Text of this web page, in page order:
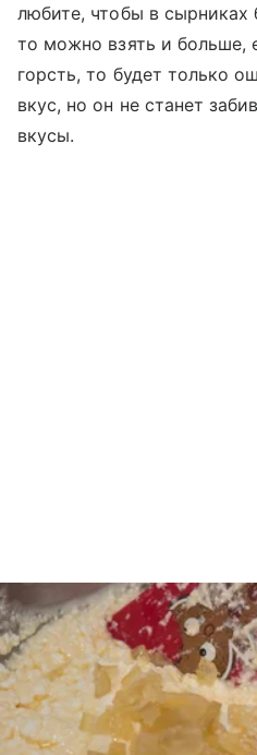
любите, чтобы в сырниках
то можно взять и больше,
горсть, то будет только
вкус, но он не станет
вкусы.